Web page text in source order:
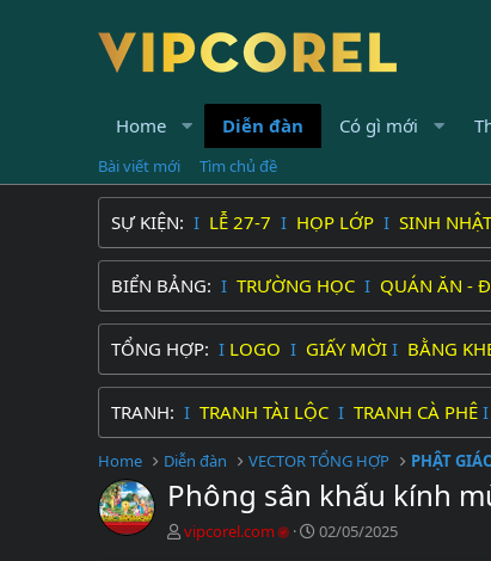
Home Diễn đàn Có gì mới
Bài viết mới Tìm chủ đề
SỰ KIỆN: I LỄ 27-7 I HỌP LỚP I SINH
BIỂN BẢNG: I TRƯỜNG HỌC I QUÁN ĂN -
TỔNG HỢP: I LOGO I GIẤY MỜI I BẰNG
TRANH: I TRANH TÀI LỘC I TRANH CÀ PHÊ I
Home Diễn đàn VECTOR TỔNG HỢP PHẬT
Phông sân khấu kính
C
vipcorel.com
N
02/05/2025